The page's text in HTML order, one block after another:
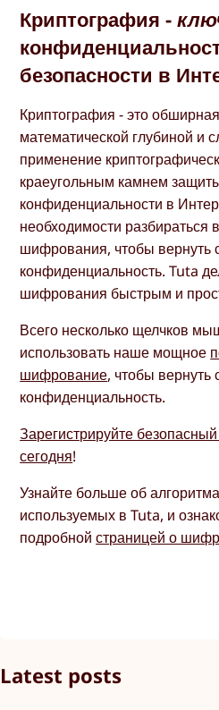
Криптография -
безопасности в
Криптография - это
математической глубиной и
применение
краеугольным камнем
конфиденциальности в
необходимости разбираться
шифрования, чтобы вернуть
конфиденциальность. Tuta
шифрования быстрым и
Всего несколько щелчков
использовать наше мощное
шифрование, чтобы вернуть
конфиденциальность.
Зарегистрируйте
сегодня!
Узнайте больше об
используемых в Tuta, и
подробнойстраницей о
Latest posts